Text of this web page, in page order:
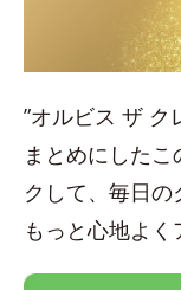
”オルビス ザ ク
まとめにした
クして、毎日の
もっと心地よく